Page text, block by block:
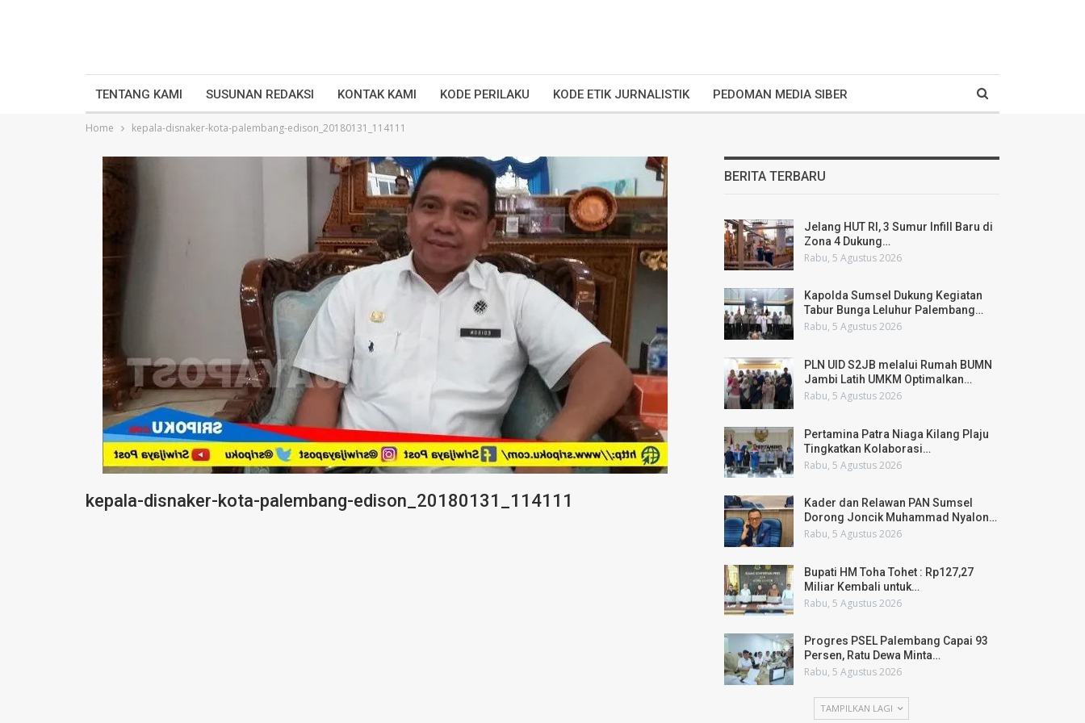
TENTANG KAMI SUSUNAN REDAKSI KONTAK KAMI KODE PERILAKU KODE ETIK JURNALISTIK PEDOMAN MEDIA SIBER
Home kepala-disnaker-kota-palembang-edison_20180131_114111
kepala-disnaker-kota-palembang-edison_20180131_114111
BERITA TERBARU
Jelang HUT RI, 3 Sumur Infill Baru di
Zona 4 Dukung…
Rabu, 5 Agustus 2026
Kapolda Sumsel Dukung Kegiatan
Tabur Bunga Leluhur Palembang…
Rabu, 5 Agustus 2026
PLN UID S2JB melalui Rumah BUMN
Jambi Latih UMKM Optimalkan…
Rabu, 5 Agustus 2026
Pertamina Patra Niaga Kilang Plaju
Tingkatkan Kolaborasi…
Rabu, 5 Agustus 2026
Kader dan Relawan PAN Sumsel
Dorong Joncik Muhammad Nyalon…
Rabu, 5 Agustus 2026
Bupati HM Toha Tohet : Rp127,27
Miliar Kembali untuk…
Rabu, 5 Agustus 2026
Progres PSEL Palembang Capai 93
Persen, Ratu Dewa Minta…
Rabu, 5 Agustus 2026
TAMPILKAN LAGI